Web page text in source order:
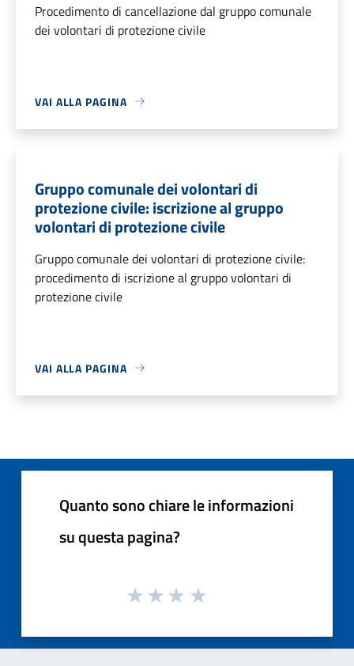
Procedimento di cancellazione dal gruppo comunale
dei volontari di protezione civile
VAI ALLA PAGINA
Gruppo comunale dei volontari di
protezione civile: iscrizione al gruppo
volontari di protezione civile
Gruppo comunale dei volontari di protezione civile:
procedimento di iscrizione al gruppo volontari di
protezione civile
VAI ALLA PAGINA
Quanto sono chiare le informazioni
su questa pagina?